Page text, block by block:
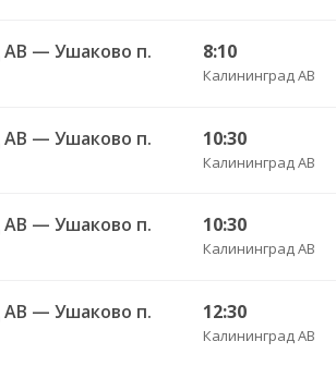
АВ — Ушаково п. 8:10
Калининград АВ
АВ — Ушаково п. 10:30
Калининград АВ
АВ — Ушаково п. 10:30
Калининград АВ
АВ — Ушаково п. 12:30
Калининград АВ